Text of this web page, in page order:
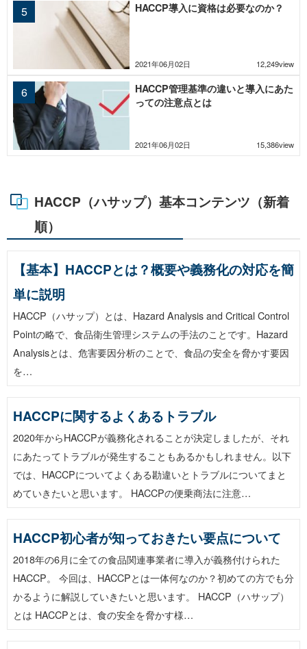
2021年06月02日 12,249view
HACCP導入に資格は必要なのか？
2021年06月02日 15,386view
HACCP管理基準の違いと導入にあた
っての注意点とは
HACCP（ハサップ）基本コンテンツ（新着
順）
【基本】HACCPとは？概要や義務化の対応を簡
単に説明
HACCP（ハサップ）とは、Hazard Analysis and Critical Control
Pointの略で、食品衛生管理システムの手法のことです。Hazard
Analysisとは、危害要因分析のことで、食品の安全を脅かす要因
を…
HACCPに関するよくあるトラブル
2020年からHACCPが義務化されることが決定しましたが、それ
にあたってトラブルが発生することもあるかもしれません。以下
では、HACCPについてよくある勘違いとトラブルについてまと
めていきたいと思います。 HACCPの便乗商法に注意…
HACCP初心者が知っておきたい要点について
2018年の6月に全ての食品関連事業者に導入が義務付けられた
HACCP。 今回は、HACCPとは一体何なのか？初めての方でも分
かるように解説していきたいと思います。 HACCP（ハサップ）
とは HACCPとは、食の安全を脅かす様…